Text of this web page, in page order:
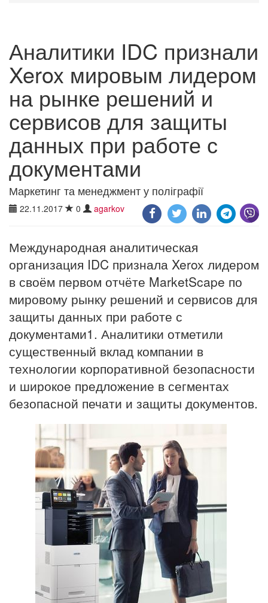
Аналитики IDC признали
Xerox мировым лидером
на рынке решений и
сервисов для защиты
данных при работе с
документами
Маркетинг та менеджмент у поліграфії
22.11.2017 0 agarkov
Международная аналитическая
организация IDC признала Xerox лидером
в своём первом отчёте MarketScape по
мировому рынку решений и сервисов для
защиты данных при работе с
документами1. Аналитики отметили
существенный вклад компании в
технологии корпоративной безопасности
и широкое предложение в сегментах
безопасной печати и защиты документов.